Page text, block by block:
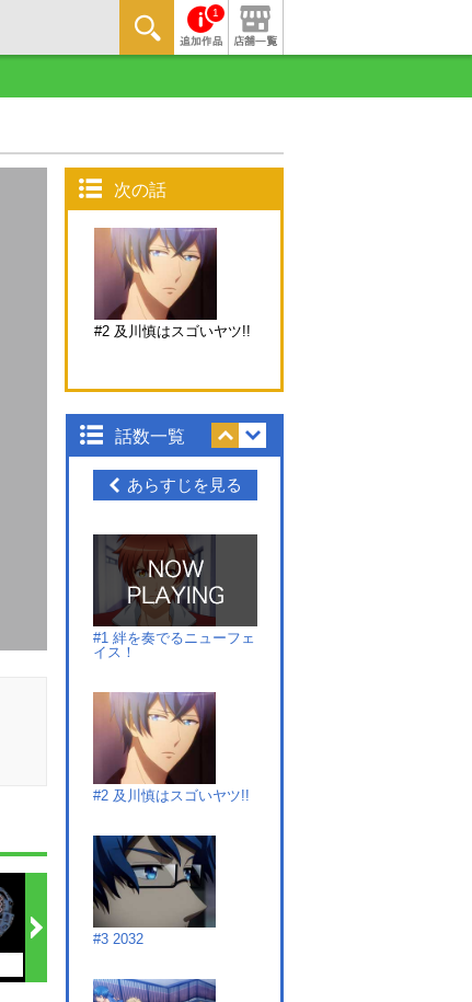
1
次の話
#2 及川慎はスゴいヤツ!!
話数一覧
あらすじを見る
#1 絆を奏でるニューフェ
イス！
#2 及川慎はスゴいヤツ!!
#3 2032